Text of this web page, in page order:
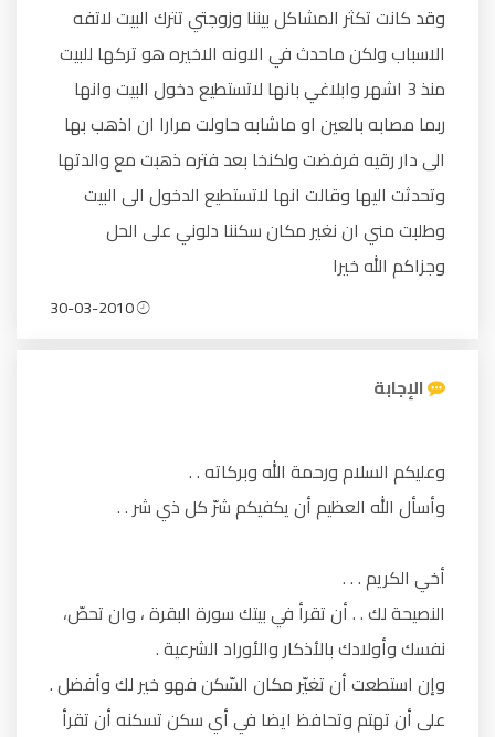
وقد كانت تكثر المشاكل بيننا وزوجتي تترك البيت لاتفه
الاسباب ولكن ماحدث في الاونه الاخيره هو تركها للبيت
منذ 3 اشهر وابلاغي بانها لاتستطيع دخول البيت وانها
ربما مصابه بالعين او ماشابه حاولت مرارا ان اذهب بها
الى دار رقيه فرفضت ولكنخا بعد فتره ذهبت مع والدتها
وتحدثت اليها وقالت انها لاتستطيع الدخول الى البيت
وطلبت مني ان نغير مكان سكننا دلوني على الحل
وجزاكم الله خيرا
الإجابة
وعليكم السلام ورحمة الله وبركاته . .
وأسأل الله العظيم أن يكفيكم شرّ كل ذي شر . .
أخي الكريم . . .
النصيحة لك . . أن تقرأ في بيتك سورة البقرة ، وان تحصّ،
نفسك وأولادك بالأذكار والأوراد الشرعية .
وإن استطعت أن تغيّر مكان السّكن فهو خير لك وأفضل .
على أن تهتم وتحافظ ايضا في أي سكن تسكنه أن تقرأ